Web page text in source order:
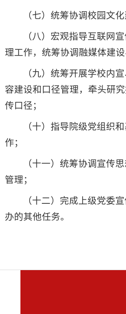
（七）统筹协调校园文化
（八）宏观指导互联网
理工作，统筹协调融媒体建设
（九）统筹开展学校内
容建设和口径管理，牵头研
传口径；
（十）指导院级党组织
作；
（十一）统筹协调宣传
管理；
（十二）完成上级党委
办的其他任务。